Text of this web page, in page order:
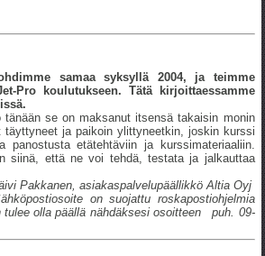
samaa syksyllä 2004, ja teimme
Pro koulutukseen. Tätä kirjoittaessamme
se on maksanut itsensä takaisin monin
täyttyneet ja paikoin ylittyneetkin, joskin kurssi
panostusta etätehtäviin ja kurssimateriaaliin.
siinä, että ne voi tehdä, testata ja jalkauttaa
Pakkanen, asiakaspalvelupäällikkö Altia Oyj
on suojattu roskapostiohjelmia
tulee olla päällä nähdäksesi osoitteen puh. 09-